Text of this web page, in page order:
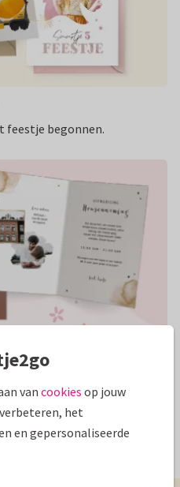
feestje begonnen.
en tips
van cookies op jouw
het
en gepersonaliseerde